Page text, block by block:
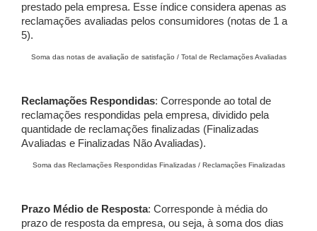
prestado pela empresa. Esse índice considera apenas as
reclamações avaliadas pelos consumidores (notas de 1 a
5).
Soma das notas de avaliação de satisfação / Total de Reclamações Avaliadas
Reclamações Respondidas: Corresponde ao total de
reclamações respondidas pela empresa, dividido pela
quantidade de reclamações finalizadas (Finalizadas
Avaliadas e Finalizadas Não Avaliadas).
Soma das Reclamações Respondidas Finalizadas / Reclamações Finalizadas
Prazo Médio de Resposta: Corresponde à média do
prazo de resposta da empresa, ou seja, à soma dos dias